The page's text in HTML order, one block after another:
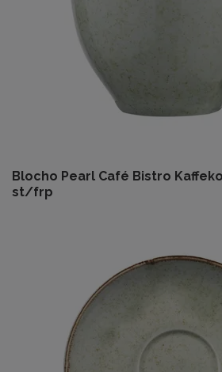
Blocho Pearl Café Bistro
st/frp